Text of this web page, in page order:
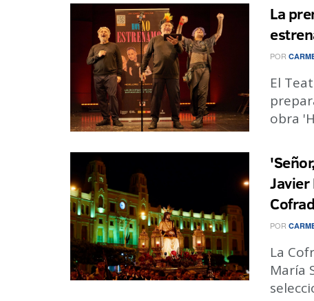
La
POR
El
obra
Javier
POR
La
María